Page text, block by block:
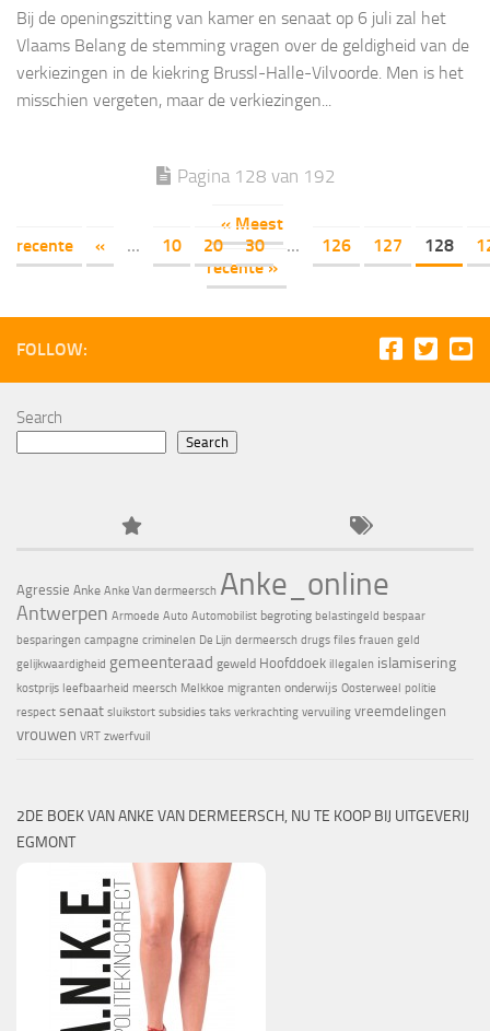
Bij de openingszitting van kamer en senaat op 6 juli zal het
Vlaams Belang de stemming vragen over de geldigheid van de
verkiezingen in de kiekring Brussl-Halle-Vilvoorde. Men is het
misschien vergeten, maar de verkiezingen...
Pagina 128 van 192
« Meest
recente
« ... 10 20 30 ... 126 127 128
recente »
FOLLOW:
Search
Search
Agressie Anke Anke Van dermeersch Anke_online
Antwerpen Armoede Auto Automobilist begroting belastingeld bespaar
besparingen campagne criminelen De Lijn dermeersch drugs files frauen geld
gelijkwaardigheid gemeenteraad geweld Hoofddoek illegalen islamisering
kostprijs leefbaarheid meersch Melkkoe migranten onderwijs Oosterweel politie
respect senaat sluikstort subsidies taks verkrachting vervuiling vreemdelingen
vrouwen VRT zwerfvuil
2DE BOEK VAN ANKE VAN DERMEERSCH, NU TE KOOP BIJ UITGEVERIJ
EGMONT